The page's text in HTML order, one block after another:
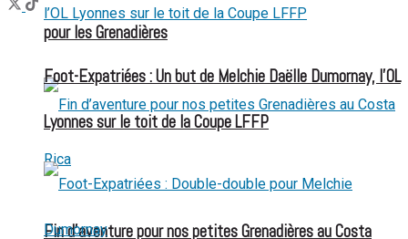
pour les Grenadières
Fin d’aventure pour nos petites Grenadières au Costa
Foot-Expatriées : Un but de Melchie Daëlle Dumornay, l’OL
Lyonnes sur le toit de la Coupe LFFP